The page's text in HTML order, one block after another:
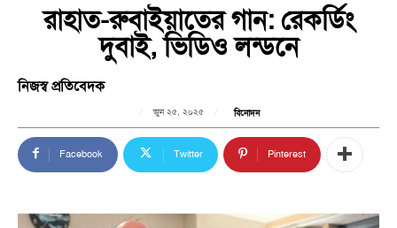
রাহাত-রুবাইয়াতের গান: রেকর্ডিং
দুবাই, ভিডিও লন্ডনে
নিজস্ব প্রতিবেদক
জুন ২৫, ২০২৫ বিনোদন
Facebook Twitter Pinterest